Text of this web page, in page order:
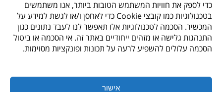
כדי לספק את חוויות המשתמש הטובות ביותר, אנו משתמשים
בטכנולוגיות כמו קובצי Cookie כדי לאחסן ו/או לגשת למידע על
המכשיר. הסכמה לטכנולוגיות אלו תאפשר לנו לעבד נתונים כגון
התנהגות גלישה או מזהים ייחודיים באתר זה. אי הסכמה או ביטול
הסכמה עלולים להשפיע לרעה על תכונות ופונקציות מסוימות.
אישור